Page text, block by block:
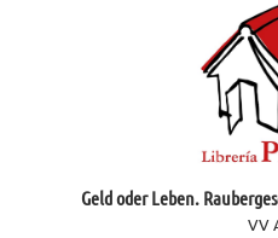
Geld oder Leben.
VV